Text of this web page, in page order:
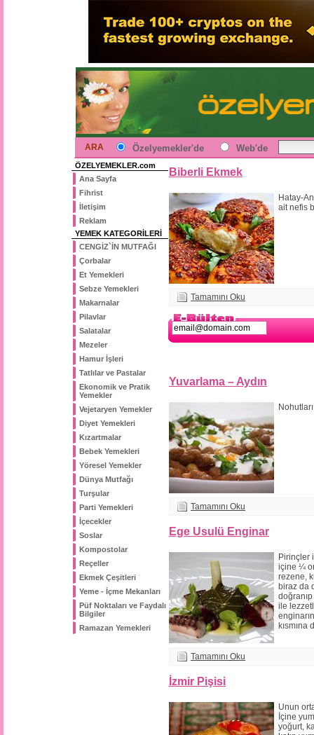
ARA Özelyemekler'de Web'de
ÖZELYEMEKLER.com
Ana Sayfa
Fihrist
İletişim
Reklam
YEMEK KATEGORİLERİ
CENGİZ`İN MUTFAĞI
Çorbalar
Et Yemekleri
Sebze Yemekleri
Makarnalar
Pilavlar
Salatalar
Mezeler
Hamur İşleri
Tatlılar ve Pastalar
Ekonomik ve Pratik
Yemekler
Vejetaryen Yemekler
Diyet Yemekleri
Kızartmalar
Bebek Yemekleri
Yöresel Yemekler
Dünya Mutfağı
Turşular
Parti Yemekleri
İçecekler
Soslar
Kompostolar
Reçeller
Ekmek Çeşitleri
Yeme - İçme Mekanları
Püf Noktaları ve Faydalı
Bilgiler
Ramazan Yemekleri
Biberli Ekmek
Hatay-
ait nefis
Tamamını Oku
Yuvarlama – Aydın
Tamamını Oku
Ege Usulü Enginar
Pirinçler
içine ¼
rezene,
biraz da
ile
kısmına
Tamamını Oku
İzmir Pişisi
Unun
İçine
yoğurt,